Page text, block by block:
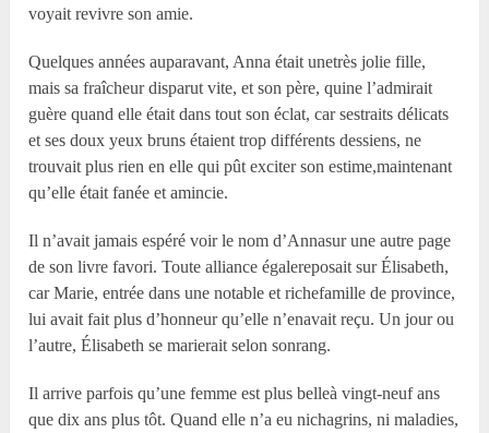
voyait revivre son amie.
Quelques années auparavant, Anna était unetrès jolie fille,
mais sa fraîcheur disparut vite, et son père, quine l’admirait
guère quand elle était dans tout son éclat, car sestraits délicats
et ses doux yeux bruns étaient trop différents dessiens, ne
trouvait plus rien en elle qui pût exciter son estime,maintenant
qu’elle était fanée et amincie.
Il n’avait jamais espéré voir le nom d’Annasur une autre page
de son livre favori. Toute alliance égalereposait sur Élisabeth,
car Marie, entrée dans une notable et richefamille de province,
lui avait fait plus d’honneur qu’elle n’enavait reçu. Un jour ou
l’autre, Élisabeth se marierait selon sonrang.
Il arrive parfois qu’une femme est plus belleà vingt-neuf ans
que dix ans plus tôt. Quand elle n’a eu nichagrins, ni maladies,